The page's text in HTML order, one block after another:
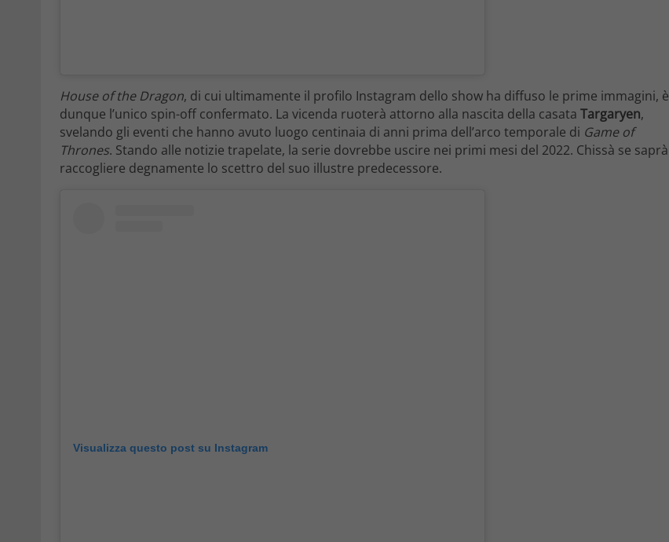
House of the Dragon, di cui ultimamente il profilo Instagram dello show ha diffuso le prime immagini, è
dunque l’unico spin-off confermato. La vicenda ruoterà attorno alla nascita della casata Targaryen,
svelando gli eventi che hanno avuto luogo centinaia di anni prima dell’arco temporale di Game of
Thrones. Stando alle notizie trapelate, la serie dovrebbe uscire nei primi mesi del 2022. Chissà se saprà
raccogliere degnamente lo scettro del suo illustre predecessore.
Visualizza questo post su Instagram